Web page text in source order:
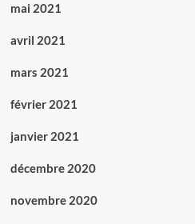
mai 2021
avril 2021
mars 2021
février 2021
janvier 2021
décembre 2020
novembre 2020